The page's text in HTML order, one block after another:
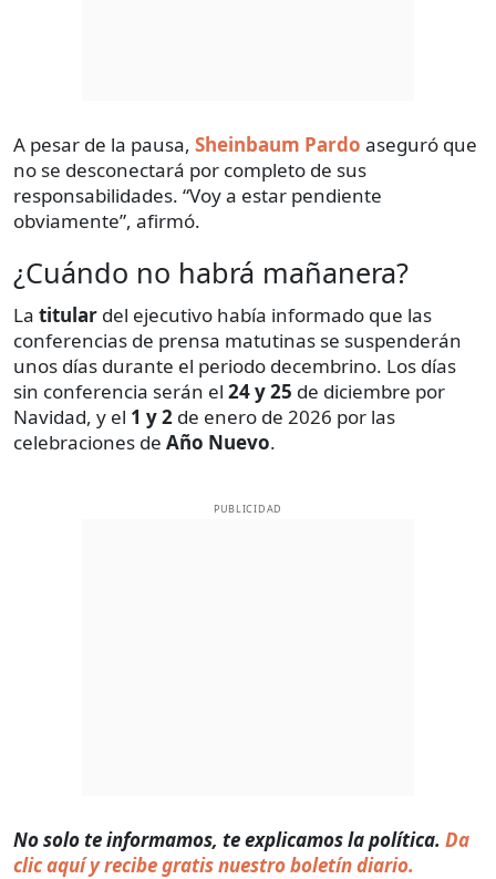
A pesar de la pausa, Sheinbaum Pardo aseguró que
no se desconectará por completo de sus
responsabilidades. “Voy a estar pendiente
obviamente”, afirmó.
¿Cuándo no habrá mañanera?
La titular del ejecutivo había informado que las
conferencias de prensa matutinas se suspenderán
unos días durante el periodo decembrino. Los días
sin conferencia serán el 24 y 25 de diciembre por
Navidad, y el 1 y 2 de enero de 2026 por las
celebraciones de Año Nuevo.
PUBLICIDAD
No solo te informamos, te explicamos la política. Da
clic aquí y recibe gratis nuestro boletín diario.